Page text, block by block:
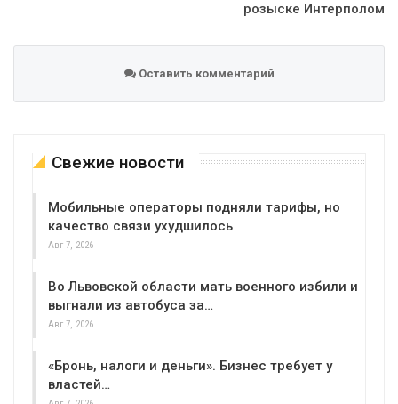
розыске Интерполом
Оставить комментарий
Свежие новости
Мобильные операторы подняли тарифы, но
качество связи ухудшилось
Авг 7, 2026
Во Львовской области мать военного избили и
выгнали из автобуса за…
Авг 7, 2026
«Бронь, налоги и деньги». Бизнес требует у
властей…